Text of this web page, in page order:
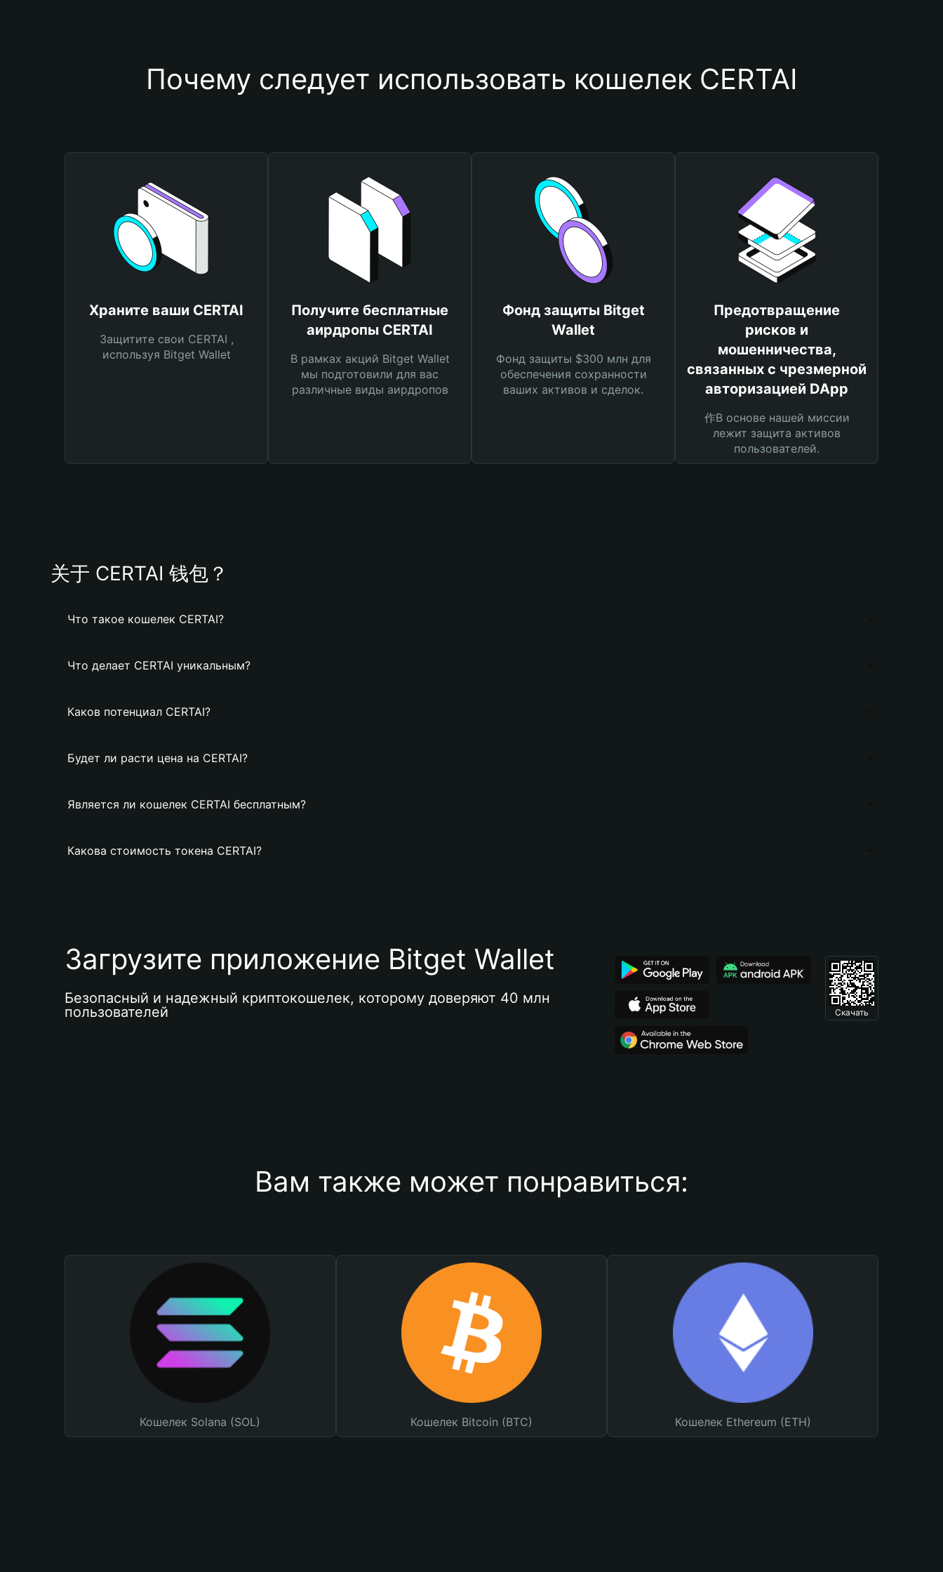
Почему следует использовать кошелек CERTAI
Храните ваши CERTAI
Защитите свои CERTAI ,
используя Bitget Wallet
Получите бесплатные
аирдропы CERTAI
В рамках акций Bitget Wallet
мы подготовили для вас
различные виды аирдропов
Фонд защиты Bitget
Wallet
Фонд защиты $300 млн для
обеспечения сохранности
ваших активов и сделок.
Предотвращение
рисков и
мошенничества,
связанных с чрезмерной
авторизацией DApp
作В основе нашей миссии
лежит защита активов
пользователей.
关于 CERTAI 钱包？
Что такое кошелек CERTAI?
Что делает CERTAI уникальным?
Каков потенциал CERTAI?
Будет ли расти цена на CERTAI?
Является ли кошелек CERTAI бесплатным?
Какова стоимость токена CERTAI?
Загрузите приложение Bitget Wallet
Безопасный и надежный криптокошелек, которому доверяют 40 млн
пользователей
Скачать
Вам также может понравиться:
Кошелек Solana (SOL) Кошелек Bitcoin (BTC) Кошелек Ethereum (ETH)